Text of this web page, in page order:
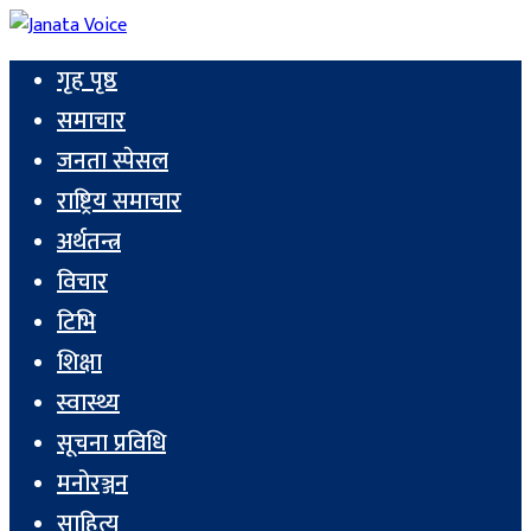
गृह पृष्ठ
समाचार
जनता स्पेसल
राष्ट्रिय समाचार
अर्थतन्त्र
विचार
टिभि
शिक्षा
स्वास्थ्य
सूचना प्रविधि
मनोरञ्जन